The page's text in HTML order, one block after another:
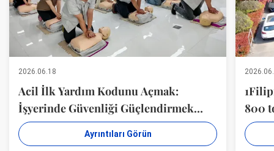
2026.06.18
Acil İlk Yardım Kodunu Açmak:
İşyerinde Güvenliği Güçlendirmek
(Jiangsu Milky Way Steel Poles Co., Ltd
Organ)
Ayrıntıları Görün
800